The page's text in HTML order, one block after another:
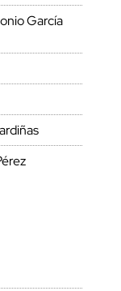
García